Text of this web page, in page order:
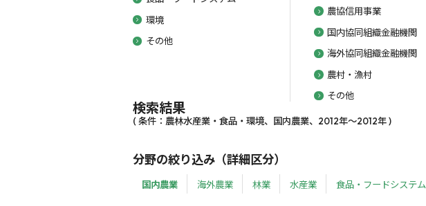
環境
その他
農協信用事業
国内協同組織金融機関
海外協同組織金融機関
農村・漁村
その他
検索結果
( 条件：農林水産業・食品・環境、国内農業、2012年～2012年 )
分野の絞り込み（詳細区分）
国内農業 海外農業 林業 水産業 食品・フードシステム